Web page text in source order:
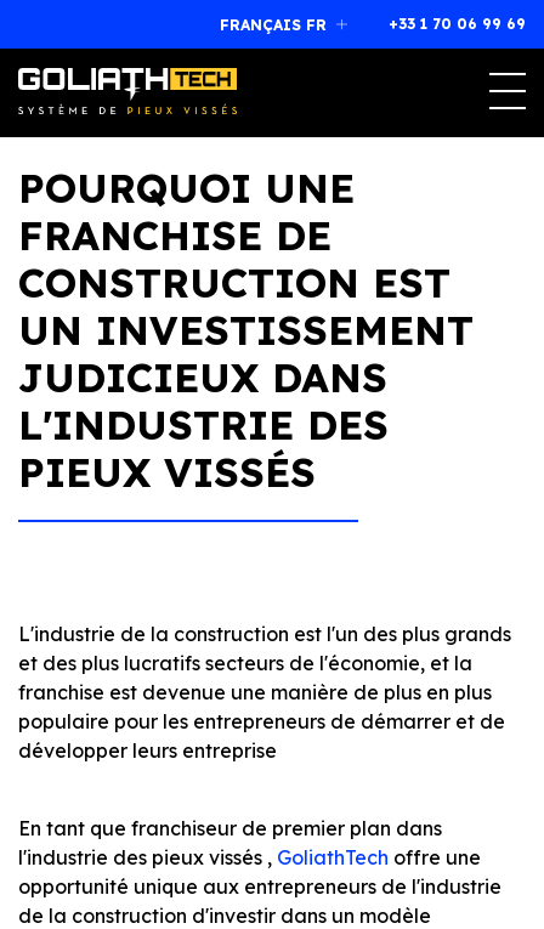
FRANÇAIS FR +33 1 70 06 99 69
Magog, Québec (Canada)J1X 7L1
+33 1 70 06 99 69
franchise@goliathtechcorp.com
POURQUOI UNE
FRANCHISE DE
CONSTRUCTION EST
UN INVESTISSEMENT
JUDICIEUX DANS
L'INDUSTRIE DES
PIEUX VISSÉS
L'industrie de la construction est l'un des plus grands
et des plus lucratifs secteurs de l'économie, et la
franchise est devenue une manière de plus en plus
populaire pour les entrepreneurs de démarrer et de
développer leurs entreprise
En tant que franchiseur de premier plan dans
l'industrie des pieux vissés , GoliathTech offre une
opportunité unique aux entrepreneurs de l'industrie
de la construction d'investir dans un modèle